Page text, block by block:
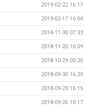
2019-02-22 16:17
2019-02-17 16:04
2018-11-30 07:33
2018-11-20 16:09
2018-10-29 00:30
2018-09-30 16:35
2018-09-29 16:15
2018-09-26 10:17